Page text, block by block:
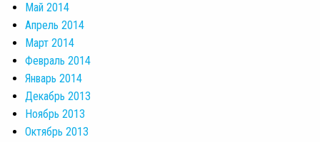
Май 2014
Апрель 2014
Март 2014
Февраль 2014
Январь 2014
Декабрь 2013
Ноябрь 2013
Октябрь 2013